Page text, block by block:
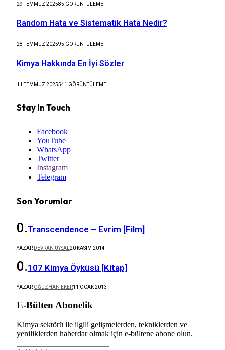
29 TEMMUZ 202585 GÖRÜNTÜLEME
Random Hata ve Sistematik Hata Nedir?
28 TEMMUZ 202595 GÖRÜNTÜLEME
Kimya Hakkında En İyi Sözler
11 TEMMUZ 2025541 GÖRÜNTÜLEME
Stay In Touch
Facebook
YouTube
WhatsApp
Twitter
Instagram
Telegram
Son Yorumlar
Transcendence – Evrim [Film]
YAZAR DEVRAN UYSAL20 KASIM 2014
107 Kimya Öyküsü [Kitap]
YAZAR OĞUZHAN EKER11 OCAK 2013
E-Bülten Abonelik
Kimya sektörü ile ilgili gelişmelerden, tekniklerden ve
yeniliklerden haberdar olmak için e-bültene abone olun.